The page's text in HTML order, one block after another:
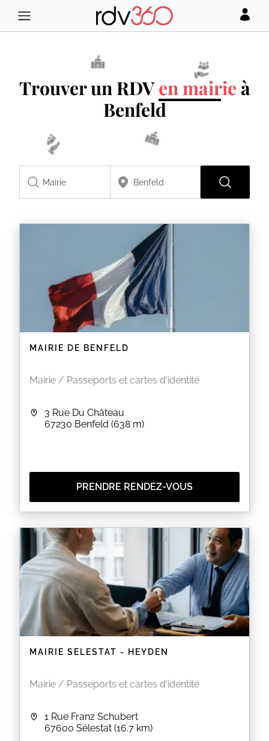
Trouver un RDVen mairie à
Benfeld
MAIRIE DE BENFELD
Mairie / Passeports et cartes d'identité
3 Rue Du Château
67230 Benfeld (638 m)
PRENDRE RENDEZ-VOUS
MAIRIE SELESTAT - HEYDEN
Mairie / Passeports et cartes d'identité
1 Rue Franz Schubert
67600 Sélestat (16.7 km)